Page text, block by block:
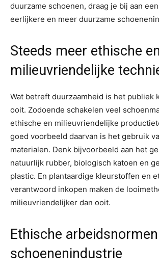
duurzame schoenen, draag je bij aan
eerlijkere en meer duurzame
Steeds meer ethische en
milieuvriendelijke
Wat betreft duurzaamheid is het publiek
ooit. Zodoende schakelen veel
ethische en milieuvriendelijke
goed voorbeeld daarvan is het gebruik
materialen. Denk bijvoorbeeld aan het
natuurlijk rubber, biologisch katoen en
plastic. En plantaardige kleurstoffen en
verantwoord inkopen maken de
milieuvriendelijker dan ooit.
Ethische
schoenenindustrie